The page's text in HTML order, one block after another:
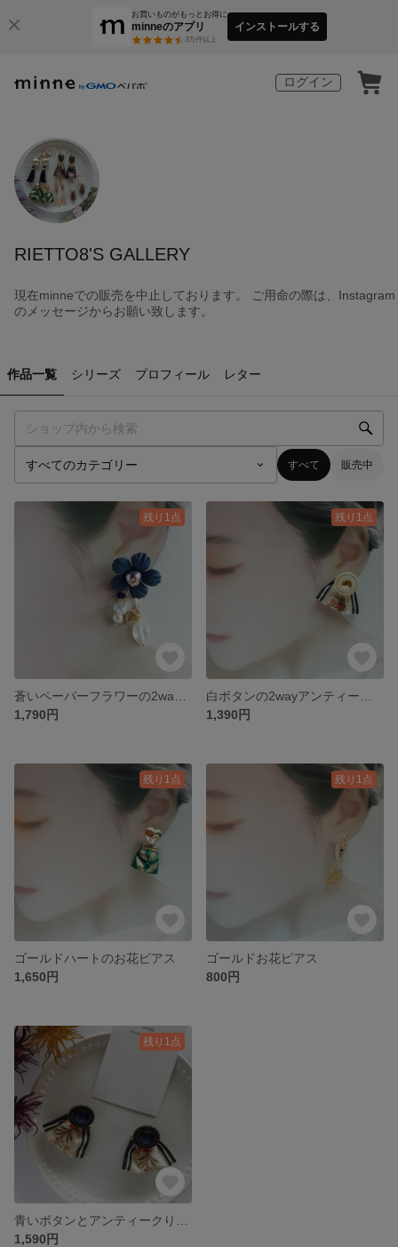
お買いものがもっとお得に
minneのアプリ
3万件以上
インストールする
ログイン
RIETTO8'S GALLERY
現在minneでの販売を中止しております。 ご用命の際は、Instagram
のメッセージからお願い致します。
作品一覧 シリーズ プロフィール レター
すべて 販売中
残り1点
1,790円
残り1点
1,390円
残り1点
ゴールドハートのお花ピアス
1,650円
残り1点
ゴールドお花ピアス
800円
残り1点
1,590円